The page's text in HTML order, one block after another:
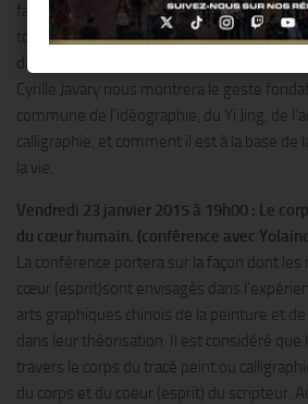
façon immobile, le mouvement constant de
toutes les choses vivantes, autant dans la
dans la calligraphie. Au cours de cette
Cyrille Javary nous montrera le geste
commune de l’idéographie, du Yi Jing, de
calligraphie, et comment il est à la base de
la vie.
Vendredi 23 janvier 2015 à 19h00 : Le
du cœur humain. (conférence avec Yolaine
La conférence portera sur la façon dont
cœur (esprit)sont envisagés dans
arts graphiques chinois de la peinture et
dans leur théorisation. Il est considéré que
travers le corps du tracé peint ou
du corps et du coeur (esprit) du scripteur.